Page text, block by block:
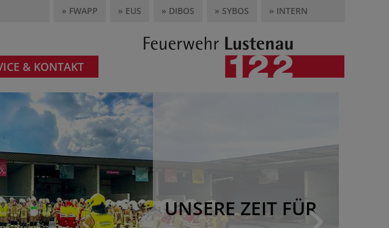
» FWAPP » EUS » DIBOS » SYBOS » INTERN
& KONTAKT